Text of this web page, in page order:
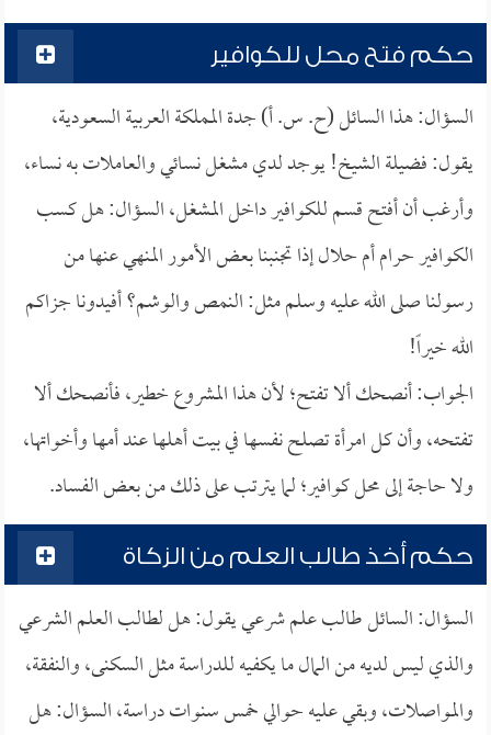
حكم فتح محل للكوافير
السؤال: هذا السائل (ح. س. أ) جدة المملكة العربية السعودية،
يقول: فضيلة الشيخ! يوجد لدي مشغل نسائي والعاملات به نساء،
وأرغب أن أفتح قسم للكوافير داخل المشغل، السؤال: هل كسب
الكوافير حرام أم حلال إذا تجنبنا بعض الأمور المنهي عنها من
رسولنا صلى الله عليه وسلم مثل: النمص والوشم؟ أفيدونا جزاكم
الله خيراً!
الجواب: أنصحك ألا تفتح؛ لأن هذا المشروع خطير، فأنصحك ألا
تفتحه، وأن كل امرأة تصلح نفسها في بيت أهلها عند أمها وأخواتها،
ولا حاجة إلى محل كوافير؛ لما يترتب على ذلك من بعض الفساد.
حكم أخذ طالب العلم من الزكاة
السؤال: السائل طالب علم شرعي يقول: هل لطالب العلم الشرعي
والذي ليس لديه من المال ما يكفيه للدراسة مثل السكنى، والنفقة،
والمواصلات، وبقي عليه حوالي خمس سنوات دراسة، السؤال: هل